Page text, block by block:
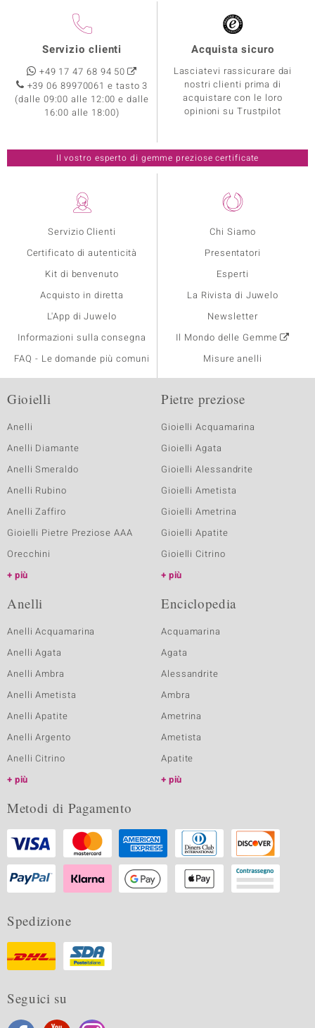
Servizio Clienti
Certificato di autenticità
Kit di benvenuto
Acquisto in diretta
L'App di Juwelo
Informazioni sulla consegna
FAQ - Le domande più comuni
Chi Siamo
Presentatori
Esperti
La Rivista di Juwelo
Newsletter
Il Mondo delle Gemme
Misure anelli
Servizio clienti
+49 17 47 68 94 50
+39 06 89970061 e tasto 3
(dalle 09:00 alle 12:00 e dalle
16:00 alle 18:00)
Acquista sicuro
Lasciatevi rassicurare dai
nostri clienti prima di
acquistare con le loro
opinioni su Trustpilot
Il vostro esperto di gemme preziose certificate
Gioielli
Anelli
Anelli Diamante
Anelli Smeraldo
Anelli Rubino
Anelli Zaffiro
Gioielli Pietre Preziose AAA
Orecchini
più
Pietre preziose
Gioielli Acquamarina
Gioielli Agata
Gioielli Alessandrite
Gioielli Ametista
Gioielli Ametrina
Gioielli Apatite
Gioielli Citrino
più
Anelli
Anelli Acquamarina
Anelli Agata
Anelli Ambra
Anelli Ametista
Anelli Apatite
Anelli Argento
Anelli Citrino
più
Enciclopedia
Acquamarina
Agata
Alessandrite
Ambra
Ametrina
Ametista
Apatite
più
Metodi di Pagamento
Spedizione
Seguici su